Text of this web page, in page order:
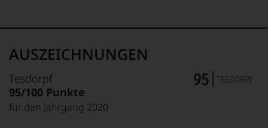
AUSZEICHNUNGEN
Tesdorpf
95/100 Punkte
für den Jahrgang 2020